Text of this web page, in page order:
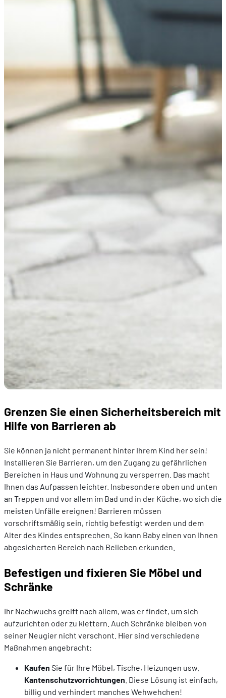
Grenzen Sie einen Sicherheitsbereich mit
Hilfe von Barrieren ab
Sie können ja nicht permanent hinter Ihrem Kind her sein!
Installieren Sie Barrieren, um den Zugang zu gefährlichen
Bereichen in Haus und Wohnung zu versperren. Das macht
Ihnen das Aufpassen leichter. Insbesondere oben und unten
an Treppen und vor allem im Bad und in der Küche, wo sich die
meisten Unfälle ereignen! Barrieren müssen
vorschriftsmäßig sein, richtig befestigt werden und dem
Alter des Kindes entsprechen. So kann Baby einen von Ihnen
abgesicherten Bereich nach Belieben erkunden.
Befestigen und fixieren Sie Möbel und
Schränke
Ihr Nachwuchs greift nach allem, was er findet, um sich
aufzurichten oder zu klettern. Auch Schränke bleiben von
seiner Neugier nicht verschont. Hier sind verschiedene
Maßnahmen angebracht:
Kaufen Sie für Ihre Möbel, Tische, Heizungen usw.
Kantenschutzvorrichtungen . Diese Lösung ist einfach,
billig und verhindert manches Wehwehchen!